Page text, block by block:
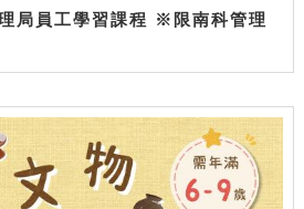
局員工學習課程 ※限南科管理